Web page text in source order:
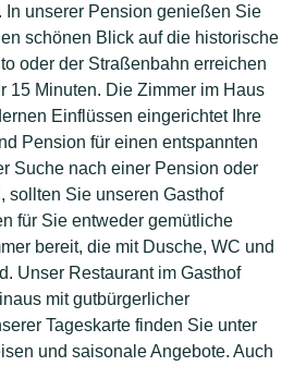
In unserer Pension genießen Sie
schönen Blick auf die historische
oder der Straßenbahn erreichen
15 Minuten. Die Zimmer im Haus
Einflüssen eingerichtet Ihre
Pension für einen entspannten
Suche nach einer Pension oder
sollten Sie unseren Gasthof
für Sie entweder gemütliche
bereit, die mit Dusche, WC und
Unser Restaurant im Gasthof
mit gutbürgerlicher
Tageskarte finden Sie unter
und saisonale Angebote. Auch